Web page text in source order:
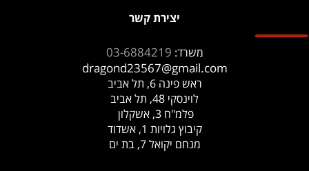
יצירת קשר
משרד: 03-6884219
dragond23567@gmail.com
ראש פינה 6, תל אביב
לוינסקי 48, תל אביב
פלמ"ח 3, אשקלון
קיבוץ גלויות 1, אשדוד
מנחם יקואל 7, בת ים